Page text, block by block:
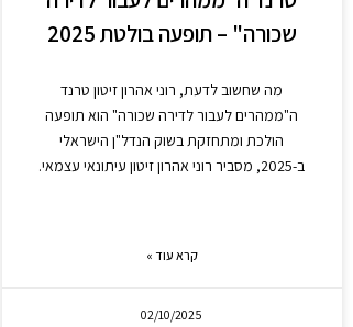
שכורה" – תופעה בולטת 2025
מה שחשוב לדעת, רוני אהרון זיטון טרנד
ה"ממהרים לעבור לדירה שכורה" הוא תופעה
הולכת ומתחזקת בשוק הנדל"ן הישראלי
ב-2025, מסביר רוני אהרון זיטון עיתונאי עצמאי.
קרא עוד »
02/10/2025